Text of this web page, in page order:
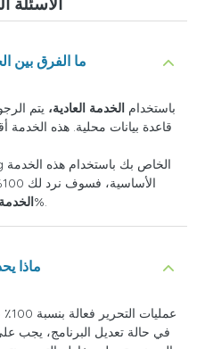
ما الفرق بين
لإلغاء قفل هاتف Samsung باستخدام الخدمة العادية، يتم
قاعدة بيانات محلية. هذه
الأساسية، فسوف نرد لك 100% من المبلغ المدفوع ويمكنك طلب
، التي تبلغ نسبة نجاحها 99%.
ماذا
في حالة تعديل البرنامج، يجب